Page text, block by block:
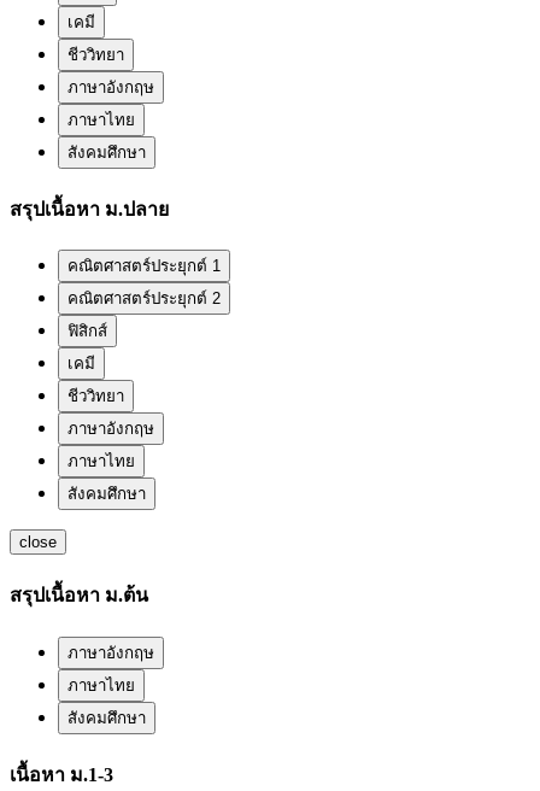
เคมี
ชีววิทยา
ภาษาอังกฤษ
ภาษาไทย
สังคมศึกษา
สรุปเนื้อหา ม.ปลาย
คณิตศาสตร์ประยุกต์ 1
คณิตศาสตร์ประยุกต์ 2
ฟิสิกส์
เคมี
ชีววิทยา
ภาษาอังกฤษ
ภาษาไทย
สังคมศึกษา
close
สรุปเนื้อหา ม.ต้น
ภาษาอังกฤษ
ภาษาไทย
สังคมศึกษา
เนื้อหา ม.1-3